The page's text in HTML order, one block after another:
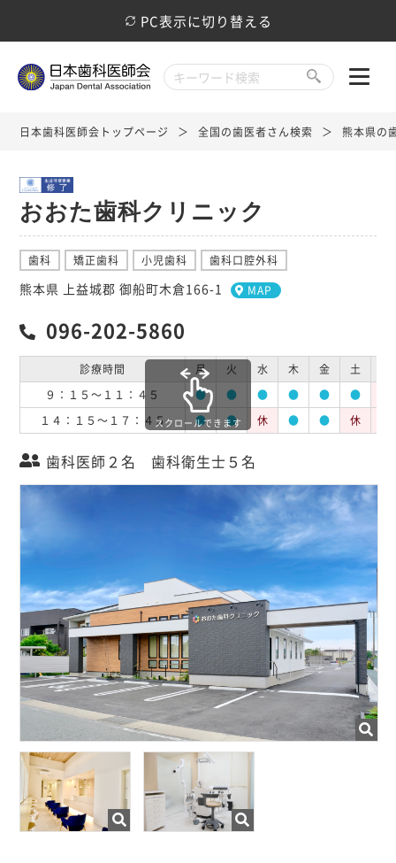
PC表示に切り替える
日本歯科医師会トップページ 全国の歯医者さん検索 熊本県の
おおた歯科クリニック
歯科 矯正歯科 小児歯科 歯科口腔外科
熊本県 上益城郡 御船町木倉166-1 MAP
096-202-5860
診療時間 月 火 水 木 金 土
９：１５～１１：４５
● ● ● ● ● ●
１４：１５～１７：４５
● ● 休 ● ● 休
スクロールできます
歯科医師２名 歯科衛生士５名